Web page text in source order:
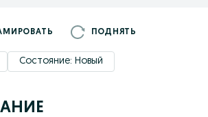
ПОДНЯТЬ
Состояние: Новый